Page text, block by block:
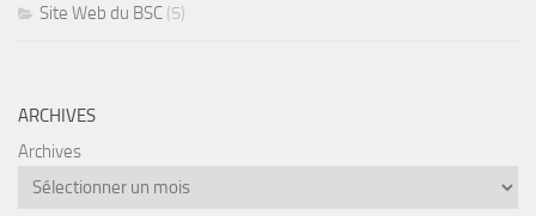
Site Web du BSC (5)
ARCHIVES
Archives